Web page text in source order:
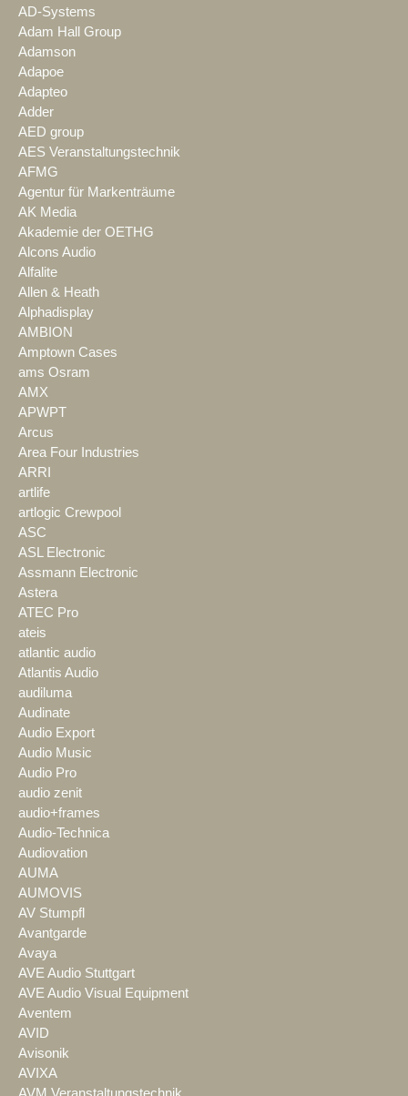
AD-Systems
Adam Hall Group
Adamson
Adapoe
Adapteo
Adder
AED group
AES Veranstaltungstechnik
AFMG
Agentur für Markenträume
AK Media
Akademie der OETHG
Alcons Audio
Alfalite
Allen & Heath
Alphadisplay
AMBION
Amptown Cases
ams Osram
AMX
APWPT
Arcus
Area Four Industries
ARRI
artlife
artlogic Crewpool
ASC
ASL Electronic
Assmann Electronic
Astera
ATEC Pro
ateis
atlantic audio
Atlantis Audio
audiluma
Audinate
Audio Export
Audio Music
Audio Pro
audio zenit
audio+frames
Audio-Technica
Audiovation
AUMA
AUMOVIS
AV Stumpfl
Avantgarde
Avaya
AVE Audio Stuttgart
AVE Audio Visual Equipment
Aventem
AVID
Avisonik
AVIXA